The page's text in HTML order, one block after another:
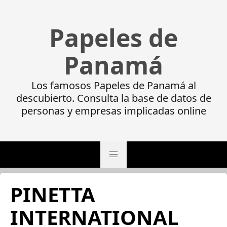
Papeles de
Panamá
Los famosos Papeles de Panamá al
descubierto. Consulta la base de datos de
personas y empresas implicadas online
PINETTA
INTERNATIONAL